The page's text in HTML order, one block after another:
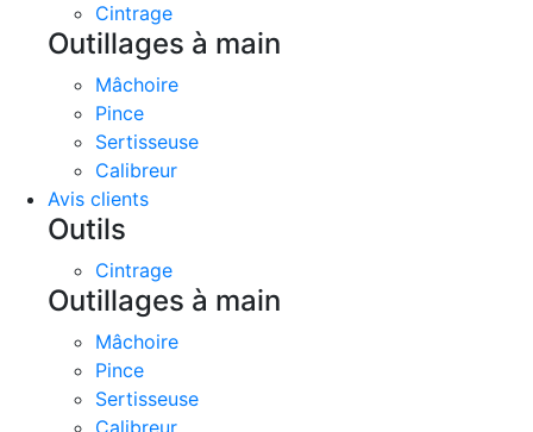
Cintrage
Outillages à main
Mâchoire
Pince
Sertisseuse
Calibreur
Avis clients
Outils
Cintrage
Outillages à main
Mâchoire
Pince
Sertisseuse
Calibreur